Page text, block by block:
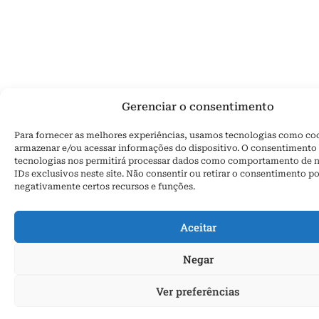
Gerenciar o consentimento
Para fornecer as melhores experiências, usamos tecnologias como
armazenar e/ou acessar informações do dispositivo. O consentimento
tecnologias nos permitirá processar dados como comportamento de
IDs exclusivos neste site. Não consentir ou retirar o consentimento
negativamente certos recursos e funções.
Aceitar
Negar
Ver preferências